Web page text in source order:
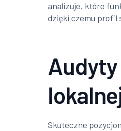
analizuje, które
dzięki czemu profil
Skuteczne